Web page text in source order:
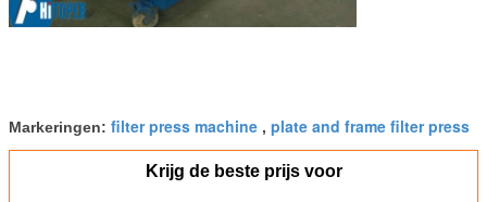
Markeringen: filter press machine , plate and frame filter press
Krijg de beste prijs voor